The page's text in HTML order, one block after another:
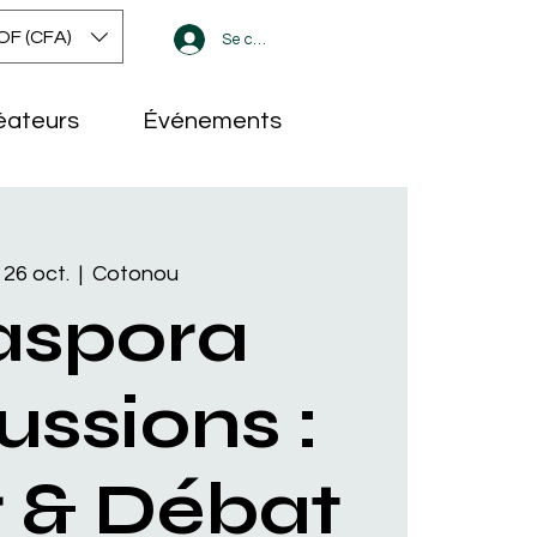
(CFA) Se connecter
Événements
26 oct.
  |
Cotonou
:
& Débat